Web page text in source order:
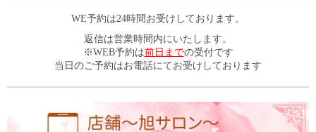
WE予約は24時間お受けしております。
返信は営業時間内にいたします。
※WEB予約は前日までの受付です
当日のご予約はお電話にてお受けしております